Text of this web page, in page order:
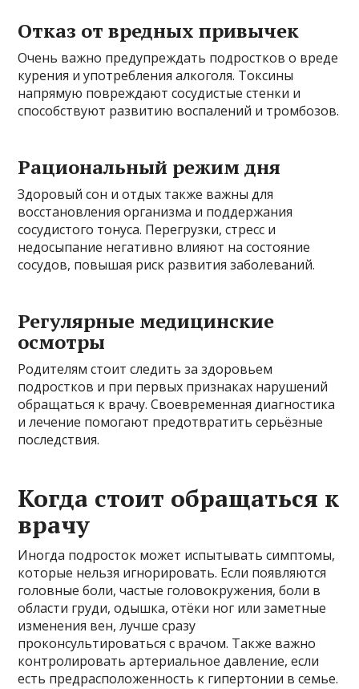
Отказ от вредных привычек
Очень важно предупреждать подростков о вреде
курения и употребления алкоголя. Токсины
напрямую повреждают сосудистые стенки и
способствуют развитию воспалений и тромбозов.
Рациональный режим дня
Здоровый сон и отдых также важны для
восстановления организма и поддержания
сосудистого тонуса. Перегрузки, стресс и
недосыпание негативно влияют на состояние
сосудов, повышая риск развития заболеваний.
Регулярные медицинские
осмотры
Родителям стоит следить за здоровьем
подростков и при первых признаках нарушений
обращаться к врачу. Своевременная диагностика
и лечение помогают предотвратить серьёзные
последствия.
Когда стоит обращаться к
врачу
Иногда подросток может испытывать симптомы,
которые нельзя игнорировать. Если появляются
головные боли, частые головокружения, боли в
области груди, одышка, отёки ног или заметные
изменения вен, лучше сразу
проконсультироваться с врачом. Также важно
контролировать артериальное давление, если
есть предрасположенность к гипертонии в семье.